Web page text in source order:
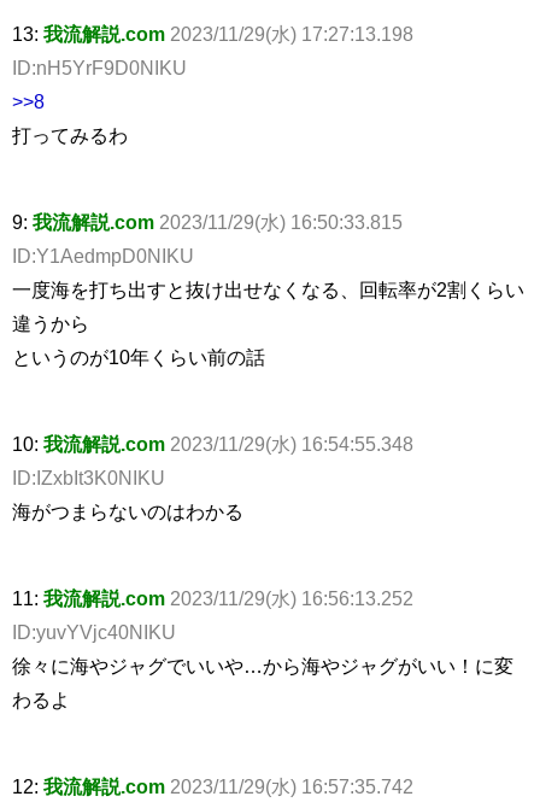
13: 我流解説.com 2023/11/29(水) 17:27:13.198
ID:nH5YrF9D0NIKU
>>8
打ってみるわ
9: 我流解説.com 2023/11/29(水) 16:50:33.815
ID:Y1AedmpD0NIKU
一度海を打ち出すと抜け出せなくなる、回転率が2割くらい
違うから
というのが10年くらい前の話
10: 我流解説.com 2023/11/29(水) 16:54:55.348
ID:IZxbIt3K0NIKU
海がつまらないのはわかる
11: 我流解説.com 2023/11/29(水) 16:56:13.252
ID:yuvYVjc40NIKU
徐々に海やジャグでいいや…から海やジャグがいい！に変
わるよ
12: 我流解説.com 2023/11/29(水) 16:57:35.742